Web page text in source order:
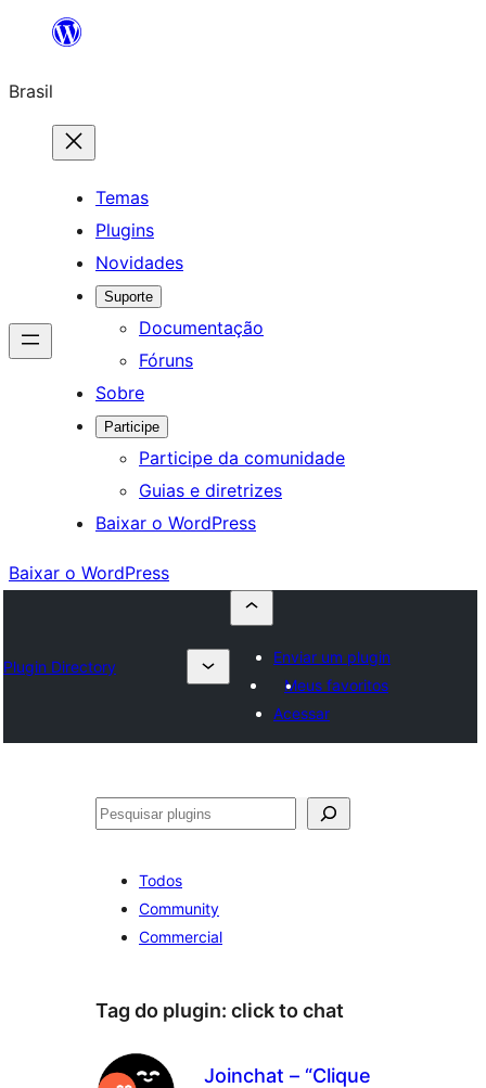
o
conteúdo
Brasil
Temas
Plugins
Novidades
Suporte
Documentação
Fóruns
Sobre
Participe
Participe da comunidade
Guias e diretrizes
Baixar o WordPress
Baixar o WordPress
Plugin Directory
Enviar um plugin
Meus favoritos
Acessar
Pesquisar
Todos
Community
Commercial
Tag do plugin: click to chat
Joinchat – “Clique